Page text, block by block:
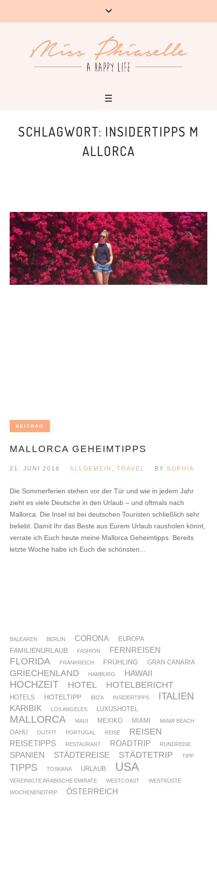
SCHLAGWORT: INSIDERTIPPS M
ALLORCA
BEITRAG
MALLORCA GEHEIMTIPPS
21. JUNI 2016 ALLGEMEIN TRAVEL BY SOPHIA
Die Sommerferien stehen vor der Tür und wie in jedem Jahr
zieht es viele Deutsche in den Urlaub – und oftmals nach
Mallorca. Die Insel ist bei deutschen Touristen schließlich sehr
beliebt. Damit Ihr das Beste aus Eurem Urlaub rausholen könnt,
verrate ich Euch heute meine Mallorca Geheimtipps. Bereits
letzte Woche habe ich Euch die schönsten...
BALEAREN BERLIN CORONA EUROPA
FAMILIENURLAUB FASHION FERNREISEN
FLORIDA FRANKREICH FRÜHLING GRAN CANARIA
GRIECHENLAND HAMBURG HAWAII
HOCHZEIT HOTEL HOTELBERICHT
HOTELS HOTELTIPP IBIZA INSIDERTIPPS ITALIEN
KARIBIK LOS ANGELES LUXUSHOTEL
MALLORCA MAUI MEXIKO MIAMI MIAMI BEACH
OAHU OUTFIT PORTUGAL REISE REISEN
REISETIPPS RESTAURANT ROADTRIP RUNDREISE
SPANIEN STÄDTEREISE STÄDTETRIP TIPP
TIPPS TOSKANA URLAUB USA
VEREINIGTE ARABISCHE EMIRATE WESTCOAST
WESTKÜSTE
WOCHENENDTRIP
ÖSTERREICH